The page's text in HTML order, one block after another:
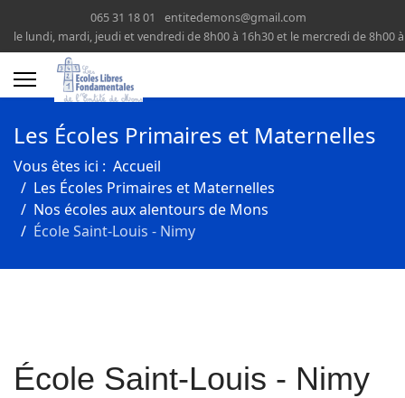
065 31 18 01
entitedemons@gmail.com
le lundi, mardi, jeudi et vendredi de 8h00 à 16h30 et le mercredi de 8h00
Les Écoles Primaires et Maternelles
Vous êtes ici : Accueil
Les Écoles Primaires et Maternelles
Nos écoles aux alentours de Mons
École Saint-Louis - Nimy
École Saint-Louis - Nimy